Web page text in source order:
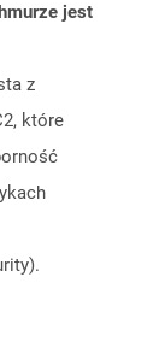
jest
z
które